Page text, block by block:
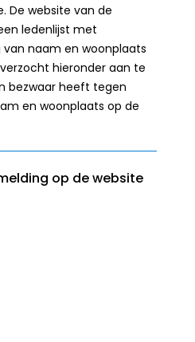
De website van de
ledenlijst met
naam en woonplaats
hieronder aan te
bezwaar heeft tegen
en woonplaats op de
op de website